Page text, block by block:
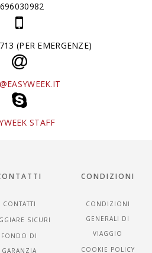
(PER EMERGENZE)
STAFF
CONTATTI
SICURI
FONDO DI
GARANZIA
CONDIZIONI
CONDIZIONI
GENERALI DI
VIAGGIO
COOKIE POLICY